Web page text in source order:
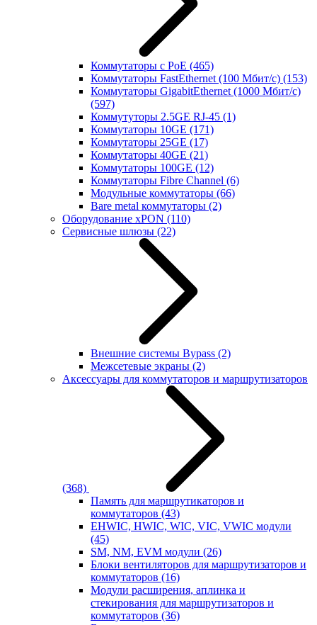
Коммутаторы с PoE (465)
Коммутаторы FastEthernet (100 Мбит/с) (153)
Коммутаторы GigabitEthernet (1000 Мбит/с)
(597)
Коммутуторы 2.5GE RJ-45 (1)
Коммутаторы 10GE (171)
Коммутаторы 25GE (17)
Коммутаторы 40GE (21)
Коммутаторы 100GE (12)
Коммутаторы Fibre Channel (6)
Модульные коммутаторы (66)
Bare metal коммутаторы (2)
Оборудование xPON (110)
Сервисные шлюзы (22)
Внешние системы Bypass (2)
Межсетевые экраны (2)
Аксессуары для коммутаторов и маршрутизаторов
(368)
Память для маршрутикаторов и
коммутаторов (43)
EHWIC, HWIC, WIC, VIC, VWIC модули
(45)
SM, NM, EVM модули (26)
Блоки вентиляторов для маршрутизаторов и
коммутаторов (16)
Модули расширения, аплинка и
стекирования для маршрутизаторов и
коммутаторов (36)